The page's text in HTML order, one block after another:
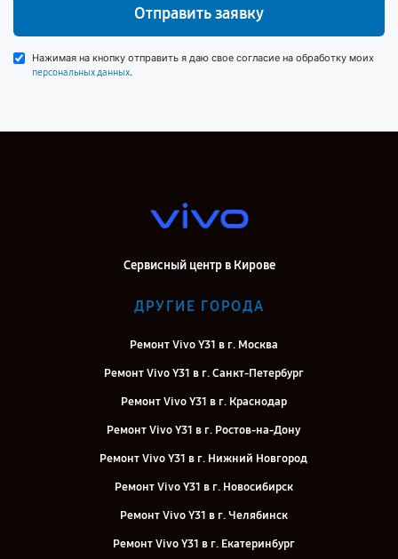
Отправить заявку
Нажимая на кнопку отправить я даю свое согласие на обработку моих
персональных данных.
Сервисный центр в Кирове
ДРУГИЕ ГОРОДА
Ремонт Vivo Y31 в г. Москва
Ремонт Vivo Y31 в г. Санкт-Петербург
Ремонт Vivo Y31 в г. Краснодар
Ремонт Vivo Y31 в г. Ростов-на-Дону
Ремонт Vivo Y31 в г. Нижний Новгород
Ремонт Vivo Y31 в г. Новосибирск
Ремонт Vivo Y31 в г. Челябинск
Ремонт Vivo Y31 в г. Екатеринбург